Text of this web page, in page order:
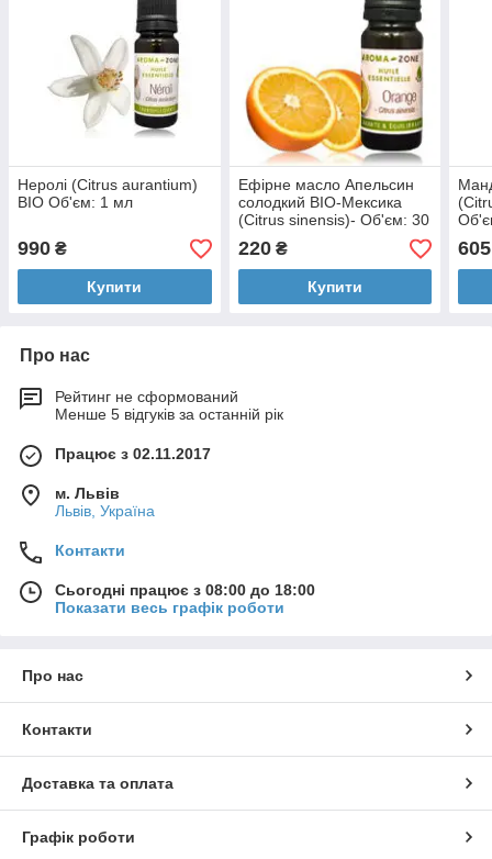
Неролі (Citrus aurantium)
BIO Об'єм: 1 мл
990 ₴
Купити
Ефірне масло Апельсин
солодкий BIO-Мексика
(Citrus sinensis)- Об'єм: 30
мл
220₴
Купити
605
Про нас
Рейтинг не сформований
Менше 5 відгуків за останній рік
Працює з 02.11.2017
м. Львів
Львів, Україна
Контакти
Сьогодні працює з 08:00 до 18:00
Показати весь графік роботи
Про нас
Контакти
Доставка та оплата
Графік роботи